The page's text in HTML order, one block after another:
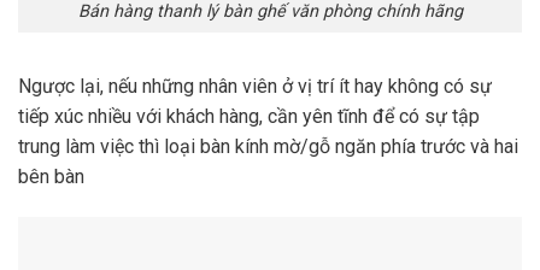
Bán hàng thanh lý bàn ghế văn phòng chính hãng
Ngược lại, nếu những nhân viên ở vị trí ít hay không có sự
tiếp xúc nhiều với khách hàng, cần yên tĩnh để có sự tập
trung làm việc thì loại bàn kính mờ/gỗ ngăn phía trước và hai
bên bàn